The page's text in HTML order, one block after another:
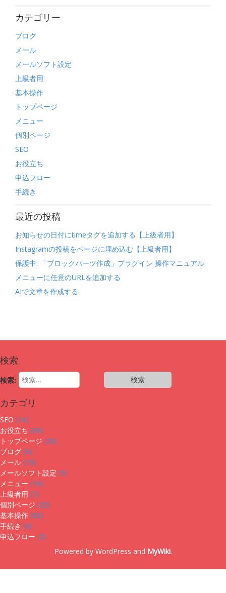
最近の投稿
お知らせの日付にtimeタグを追加する【上級者用】
Instagramの投稿をページに埋め込む【上級者用】
保護中: 「ブロックパーツ作成」プラグイン 操作マニュアル
メニューに任意のURLを追加する
AIで文章を作成する
カテゴリー
SEO
お役立ち
トップページ
ブログ
メール
メールソフト設定
メニュー
上級者用
個別ページ
基本操作
手続き
申込フロー
検索
検索:
カテゴリ
SEO (14)
お役立ち (66)
トップページ (26)
ブログ (6)
メール (15)
メールソフト設定 (5)
メニュー (16)
上級者用 (7)
個別ページ (22)
基本操作 (82)
手続き (9)
申込フロー (2)
Powered by WordPress and MyWiki.